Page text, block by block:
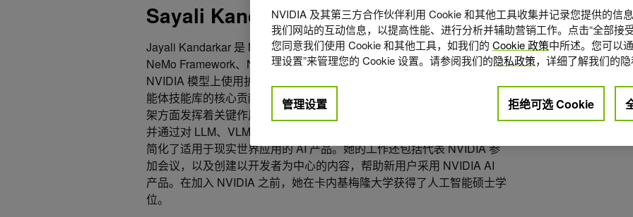
Sayali Kandarkar
Jayali Kandarkar 是 NVIDIA AI/ ML 领域的高级软件工程师，专注于
NeMo Framework、NemoClaw 和 NeMoMicroservices 等产品，以便在
NVIDIA 模型上使用护栏进行微调、评估和安全性。她是 NVIDIA 开源智
能体技能库的核心贡献者，在评估包括 NemoClaw 在内的代理式 AI 框
架方面发挥着关键作用。她在验证和优化生成式 AI 工作流方面的工作，
并通过对 LLM、VLM 和 MOEmodel 的微调，结合性能基准测试，帮助
简化了适用于现实世界应用的 AI 产品。她的工作还包括代表 NVIDIA 参
加会议，以及创建以开发者为中心的内容，帮助新用户采用 NVIDIA AI
产品。在加入 NVIDIA 之前，她在卡内基梅隆大学获得了人工智能硕士学
位。
NVIDIA 及其第三方合作伙伴利用 Cookie 和其他工具收集并记录您提供的信
我们网站的互动信息，以提高性能、进行分析并辅助营销工作。点击“全部接
您同意我们使用 Cookie 和其他工具，如我们的 Cookie 政策中所述。您可以
理设置”来管理您的 Cookie 设置。请参阅我们的隐私政策，详细了解我们的
管理设置 拒绝可选 Cookie